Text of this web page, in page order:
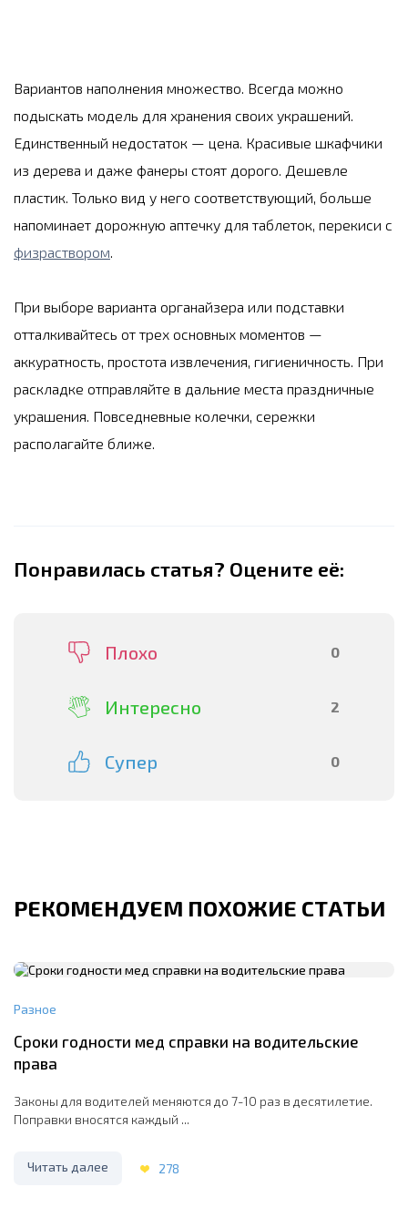
Вариантов наполнения множество. Всегда можно
подыскать модель для хранения своих украшений.
Единственный недостаток — цена. Красивые шкафчики
из дерева и даже фанеры стоят дорого. Дешевле
пластик. Только вид у него соответствующий, больше
напоминает дорожную аптечку для таблеток, перекиси с
физраствором.
При выборе варианта органайзера или подставки
отталкивайтесь от трех основных моментов —
аккуратность, простота извлечения, гигиеничность. При
раскладке отправляйте в дальние места праздничные
украшения. Повседневные колечки, сережки
располагайте ближе.
Понравилась статья? Оцените её:
Плохо 0
Интересно 2
Супер 0
РЕКОМЕНДУЕМ ПОХОЖИЕ СТАТЬИ
Разное
Сроки годности мед справки на водительские
права
Законы для водителей меняются до 7-10 раз в десятилетие.
Поправки вносятся каждый ...
Читать далее 278